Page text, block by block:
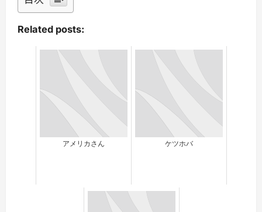
Related posts:
アメリカさん ケツホバ